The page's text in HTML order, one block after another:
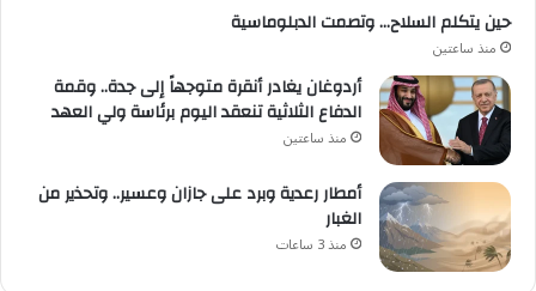
حين يتكلم السلاح… وتصمت الدبلوماسية
منذ ساعتين
أردوغان يغادر أنقرة متوجهاً إلى جدة.. وقمة
الدفاع الثلاثية تنعقد اليوم برئاسة ولي العهد
منذ ساعتين
أمطار رعدية وبرد على جازان وعسير.. وتحذير من
الغبار
منذ 3 ساعات